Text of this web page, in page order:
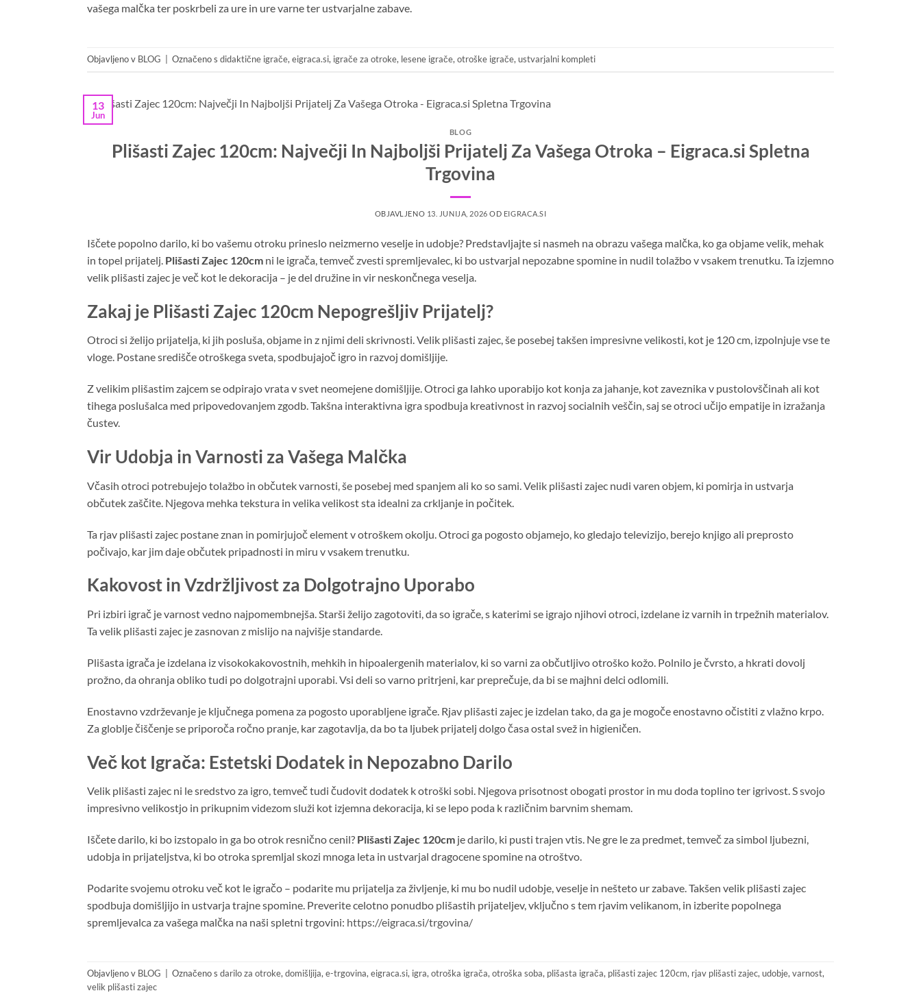
vašega malčka ter poskrbeli za ure in ure varne ter ustvarjalne zabave.
Objavljeno v BLOG Označeno s didaktične igrače, eigraca.si, igrače za otroke, lesene igrače, otroške igrače, ustvarjalni kompleti
13
Jun
BLOG
Plišasti Zajec 120cm: Največji In Najboljši Prijatelj Za Vašega Otroka – Eigraca.si Spletna
Trgovina
OBJAVLJENO 13. JUNIJA, 2026 OD EIGRACA.SI
Iščete popolno darilo, ki bo vašemu otroku prineslo neizmerno veselje in udobje? Predstavljajte si nasmeh na obrazu vašega malčka, ko ga objame velik, mehak
in topel prijatelj. Plišasti Zajec 120cm ni le igrača, temveč zvesti spremljevalec, ki bo ustvarjal nepozabne spomine in nudil tolažbo v vsakem trenutku. Ta izjemno
velik plišasti zajec je več kot le dekoracija – je del družine in vir neskončnega veselja.
Zakaj je Plišasti Zajec 120cm Nepogrešljiv Prijatelj?
Otroci si želijo prijatelja, ki jih posluša, objame in z njimi deli skrivnosti. Velik plišasti zajec, še posebej takšen impresivne velikosti, kot je 120 cm, izpolnjuje vse te
vloge. Postane središče otroškega sveta, spodbujajoč igro in razvoj domišljije.
Z velikim plišastim zajcem se odpirajo vrata v svet neomejene domišljije. Otroci ga lahko uporabijo kot konja za jahanje, kot zaveznika v pustolovščinah ali kot
tihega poslušalca med pripovedovanjem zgodb. Takšna interaktivna igra spodbuja kreativnost in razvoj socialnih veščin, saj se otroci učijo empatije in izražanja
čustev.
Vir Udobja in Varnosti za Vašega Malčka
Včasih otroci potrebujejo tolažbo in občutek varnosti, še posebej med spanjem ali ko so sami. Velik plišasti zajec nudi varen objem, ki pomirja in ustvarja
občutek zaščite. Njegova mehka tekstura in velika velikost sta idealni za crkljanje in počitek.
Ta rjav plišasti zajec postane znan in pomirjujoč element v otroškem okolju. Otroci ga pogosto objamejo, ko gledajo televizijo, berejo knjigo ali preprosto
počivajo, kar jim daje občutek pripadnosti in miru v vsakem trenutku.
Kakovost in Vzdržljivost za Dolgotrajno Uporabo
Pri izbiri igrač je varnost vedno najpomembnejša. Starši želijo zagotoviti, da so igrače, s katerimi se igrajo njihovi otroci, izdelane iz varnih in trpežnih materialov.
Ta velik plišasti zajec je zasnovan z mislijo na najvišje standarde.
Plišasta igrača je izdelana iz visokokakovostnih, mehkih in hipoalergenih materialov, ki so varni za občutljivo otroško kožo. Polnilo je čvrsto, a hkrati dovolj
prožno, da ohranja obliko tudi po dolgotrajni uporabi. Vsi deli so varno pritrjeni, kar preprečuje, da bi se majhni delci odlomili.
Enostavno vzdrževanje je ključnega pomena za pogosto uporabljene igrače. Rjav plišasti zajec je izdelan tako, da ga je mogoče enostavno očistiti z vlažno krpo.
Za globlje čiščenje se priporoča ročno pranje, kar zagotavlja, da bo ta ljubek prijatelj dolgo časa ostal svež in higieničen.
Več kot Igrača: Estetski Dodatek in Nepozabno Darilo
Velik plišasti zajec ni le sredstvo za igro, temveč tudi čudovit dodatek k otroški sobi. Njegova prisotnost obogati prostor in mu doda toplino ter igrivost. S svojo
impresivno velikostjo in prikupnim videzom služi kot izjemna dekoracija, ki se lepo poda k različnim barvnim shemam.
Iščete darilo, ki bo izstopalo in ga bo otrok resnično cenil? Plišasti Zajec 120cm je darilo, ki pusti trajen vtis. Ne gre le za predmet, temveč za simbol ljubezni,
udobja in prijateljstva, ki bo otroka spremljal skozi mnoga leta in ustvarjal dragocene spomine na otroštvo.
Podarite svojemu otroku več kot le igračo – podarite mu prijatelja za življenje, ki mu bo nudil udobje, veselje in nešteto ur zabave. Takšen velik plišasti zajec
spodbuja domišljijo in ustvarja trajne spomine. Preverite celotno ponudbo plišastih prijateljev, vključno s tem rjavim velikanom, in izberite popolnega
spremljevalca za vašega malčka na naši spletni trgovini: https://eigraca.si/trgovina/
Objavljeno v BLOG Označeno s darilo za otroke,domišljija,e-trgovina,eigraca.si, igra,otroška igrača,otroška soba, plišasta igrača, plišasti zajec 120cm, rjav plišasti zajec,udobje,varnost,
velik plišasti zajec